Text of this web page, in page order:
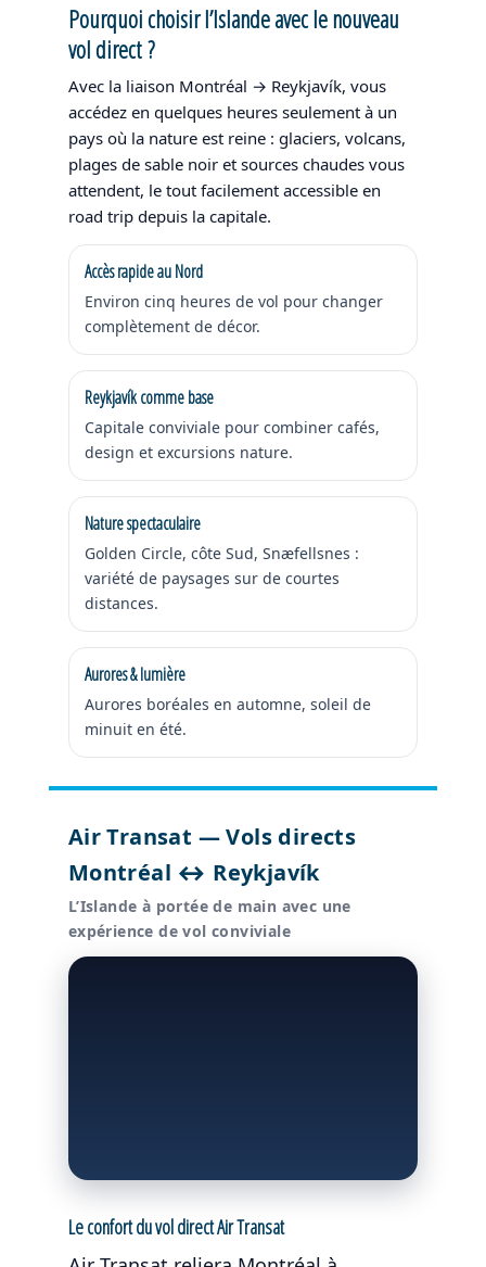
Pourquoi choisir l’Islande avec le nouveau
vol direct ?
Avec la liaison Montréal → Reykjavík, vous
accédez en quelques heures seulement à un
pays où la nature est reine : glaciers, volcans,
plages de sable noir et sources chaudes vous
attendent, le tout facilement accessible en
road trip depuis la capitale.
Accès rapide au Nord
Environ cinq heures de vol pour changer
complètement de décor.
Reykjavík comme base
Capitale conviviale pour combiner cafés,
design et excursions nature.
Nature spectaculaire
Golden Circle, côte Sud, Snæfellsnes :
variété de paysages sur de courtes
distances.
Aurores & lumière
Aurores boréales en automne, soleil de
minuit en été.
Air Transat — Vols directs
Montréal ↔ Reykjavík
L’Islande à portée de main avec une
expérience de vol conviviale
Le confort du vol direct Air Transat